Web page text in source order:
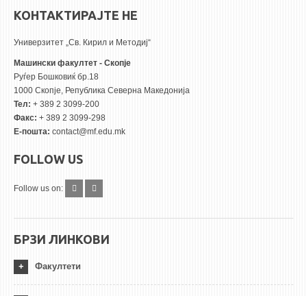
КОНТАКТИРАЈТЕ НЕ
Универзитет „Св. Кирил и Методиј“
Машински факултет - Скопје
Руѓер Бошковиќ бр.18
1000 Скопје, Република Северна Македонија
Тел: + 389 2 3099-200
Факс: + 389 2 3099-298
Е-пошта: contact@mf.edu.mk
FOLLOW US
Follow us on:
БРЗИ ЛИНКОВИ
Факултети